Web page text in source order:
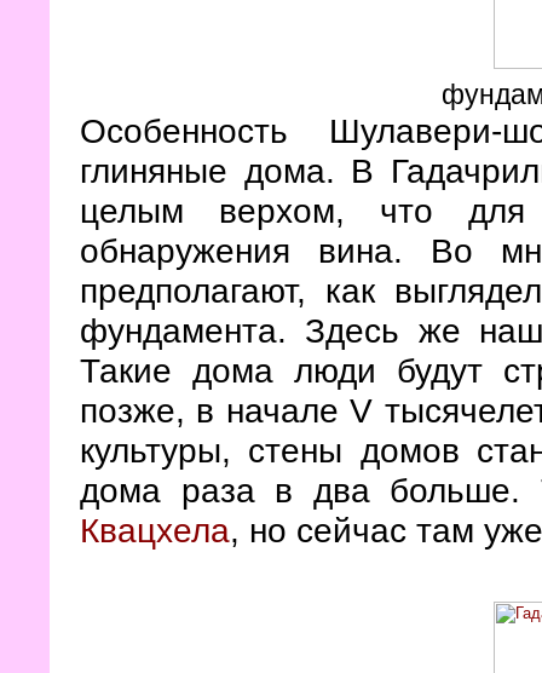
Особенность
глиняные дома. В
целым верхом, что для
обнаружения вина. Во
предполагают, как
фундамента. Здесь же
Такие дома люди будут
позже, в начале V
культуры, стены домов
дома раза в два
Квацхела, но сейчас там